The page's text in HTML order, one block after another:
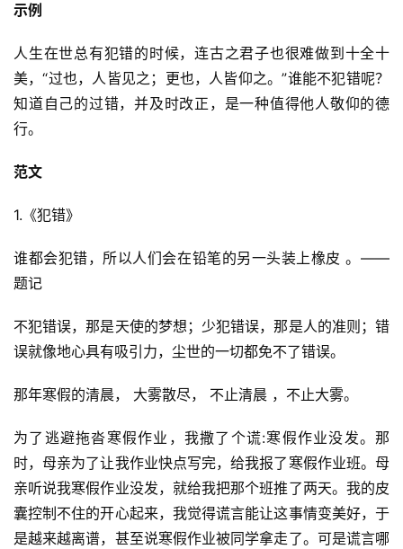
示例
人生在世总有犯错的时候，连古之君子也很难做到十全十
美，“过也，人皆见之；更也，人皆仰之。”谁能不犯错呢？
知道自己的过错，并及时改正，是一种值得他人敬仰的德
行。
范文
1.《犯错》
谁都会犯错，所以人们会在铅笔的另一头装上橡皮 。——
题记
不犯错误，那是天使的梦想；少犯错误，那是人的准则；错
误就像地心具有吸引力，尘世的一切都免不了错误。
那年寒假的清晨， 大雾散尽， 不止清晨 ，不止大雾。
为了逃避拖沓寒假作业，我撒了个谎:寒假作业没发。那
时，母亲为了让我作业快点写完，给我报了寒假作业班。母
亲听说我寒假作业没发，就给我把那个班推了两天。我的皮
囊控制不住的开心起来，我觉得谎言能让这事情变美好，于
是越来越离谱，甚至说寒假作业被同学拿走了。可是谎言哪